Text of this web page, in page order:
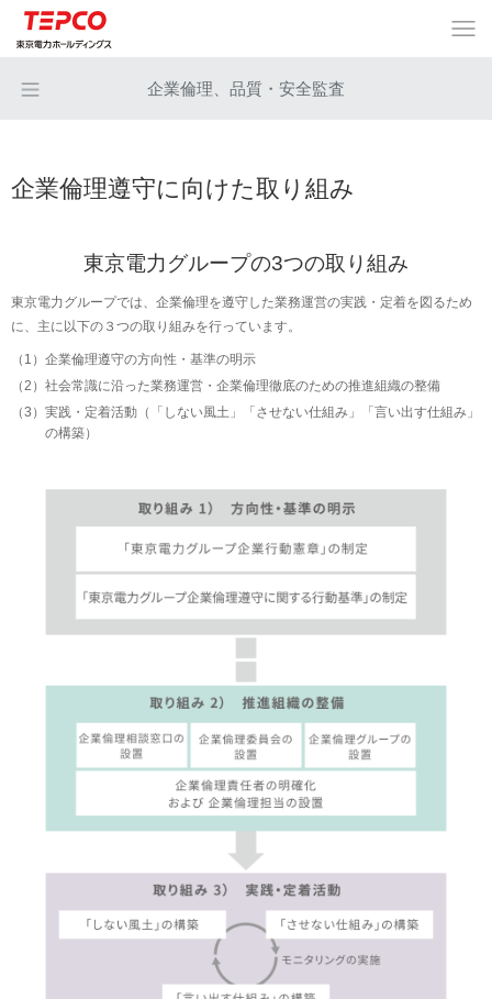
企業倫理、品質・安全監査
企業倫理遵守に向けた取り組み
東京電力グループの3つの取り組み
東京電力グループでは、企業倫理を遵守した業務運営の実践・定着を図るため
に、主に以下の３つの取り組みを行っています。
（1） 企業倫理遵守の方向性・基準の明示
（2） 社会常識に沿った業務運営・企業倫理徹底のための推進組織の整備
（3） 実践・定着活動（「しない風土」「させない仕組み」「言い出す仕組み」
の構築）